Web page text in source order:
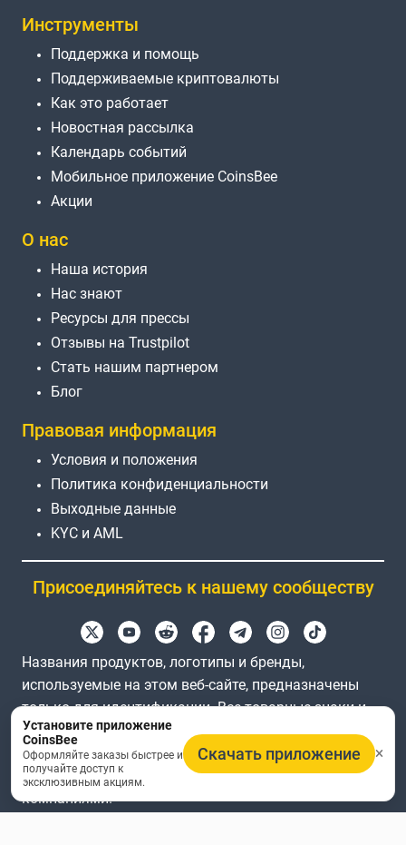
Инструменты
Поддержка и помощь
Поддерживаемые криптовалюты
Как это работает
Новостная рассылка
Календарь событий
Мобильное приложение CoinsBee
Акции
О нас
Наша история
Нас знают
Ресурсы для прессы
Отзывы на Trustpilot
Стать нашим партнером
Блог
Правовая информация
Условия и положения
Политика конфиденциальности
Выходные данные
KYC и AML
Присоединяйтесь к нашему сообществу
Названия продуктов, логотипы и бренды,
используемые на этом веб-сайте, предназначены
только для идентификации. Все товарные знаки и
зарегистрированные товарные знаки являются
собственностью их соответствующих владельцев.
Coinsbee не аффилирована с соответствующими
компаниями.
Установите приложение
CoinsBee
Оформляйте заказы быстрее и
получайте доступ к
эксклюзивным акциям.
Скачать приложение